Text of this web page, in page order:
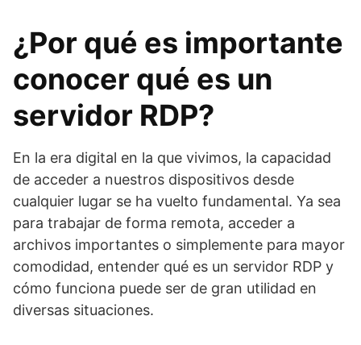
¿Por qué es importante
conocer qué es un
servidor RDP?
En la era digital en la que vivimos, la capacidad
de acceder a nuestros dispositivos desde
cualquier lugar se ha vuelto fundamental. Ya sea
para trabajar de forma remota, acceder a
archivos importantes o simplemente para mayor
comodidad, entender qué es un servidor RDP y
cómo funciona puede ser de gran utilidad en
diversas situaciones.